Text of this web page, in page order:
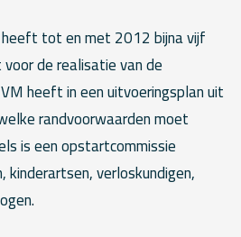
tot en met 2012 bijna vijf
de realisatie van de
heeft in een uitvoeringsplan uit
randvoorwaarden moet
is een opstartcommissie
verloskundigen,